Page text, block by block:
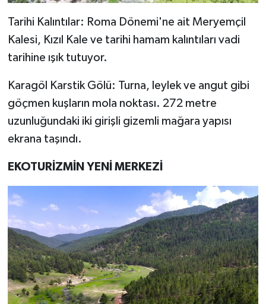
Tarihi Kalıntılar: Roma Dönemi'ne ait Meryemçil
Kalesi, Kızıl Kale ve tarihi hamam kalıntıları vadi
tarihine ışık tutuyor.
Karagöl Karstik Gölü: Turna, leylek ve angut gibi
göçmen kuşların mola noktası. 272 metre
uzunluğundaki iki girişli gizemli mağara yapısı
ekrana taşındı.
EKOTURİZMİN YENİ MERKEZİ